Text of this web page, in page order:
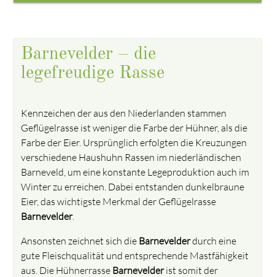
Barnevelder – die
legefreudige Rasse
Kennzeichen der aus den Niederlanden stammen
Geflügelrasse ist weniger die Farbe der Hühner, als die
Farbe der Eier. Ursprünglich erfolgten die Kreuzungen
verschiedene Haushuhn Rassen im niederländischen
Barneveld, um eine konstante Legeproduktion auch im
Winter zu erreichen. Dabei entstanden dunkelbraune
Eier, das wichtigste Merkmal der Geflügelrasse
Barnevelder.
Ansonsten zeichnet sich die Barnevelderdurch eine
gute Fleischqualität und entsprechende Mastfähigkeit
aus. Die Hühnerrasse Barnevelderist somit der